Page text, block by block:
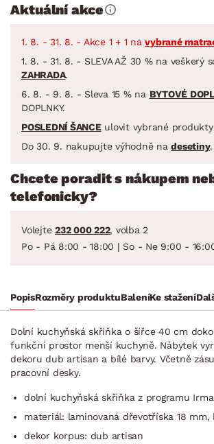
Aktuální akce
1. 8. - 31. 8. - Akce 1 + 1 navybrané
1. 8. - 31. 8. - SLEVA AŽ 30 % na veškerý
ZAHRADA.
6. 8. - 9. 8. - Sleva 15 % na BYTOVÉ
DOPLNKY.
POSLEDNÍ ŠANCEulovit vybrané produkty
Do 30. 9. nakupujte výhodně nadesetiny.
Chcete poradit s nákupem
telefonicky?
Volejte 232 000 222, volba 2
Po - Pá 8:00 - 18:00 | So - Ne 9:00 -
PopisRozměry produktuBaleníKe stažení
Dolní kuchyňská skříňka o šířce 40 cm
funkční prostor menší kuchyně. Nábytek
dekoru dub artisan a bílé barvy. Včetně
pracovní desky.
dolní kuchyňská skříňka z programu Irma
materiál: laminovaná dřevotříska 18 mm,
dekor korpus: dub artisan